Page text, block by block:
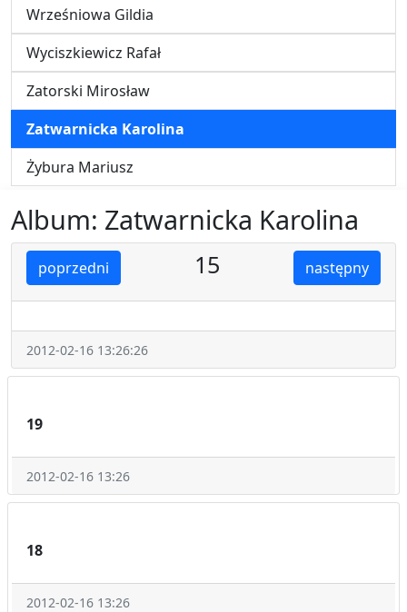
Wrześniowa Gildia
Wyciszkiewicz Rafał
Zatorski Mirosław
Zatwarnicka Karolina
Żybura Mariusz
Album: Zatwarnicka Karolina
poprzedni następny
15
2012-02-16 13:26:26
19
2012-02-16 13:26
18
2012-02-16 13:26